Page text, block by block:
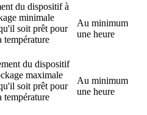
du dispositif à
minimale
soit prêt pour
température
Au minimum
une heure
du dispositif
maximale
soit prêt pour
température
Au minimum
une heure